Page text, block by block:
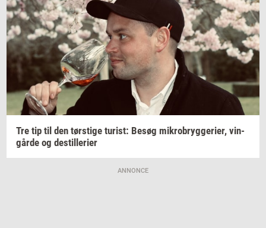
Tre tip til den tørsti­ge turist: Besøg mi­kro­bryg­ge­ri­er, vin­
går­de og destil­le­ri­er
ANNONCE